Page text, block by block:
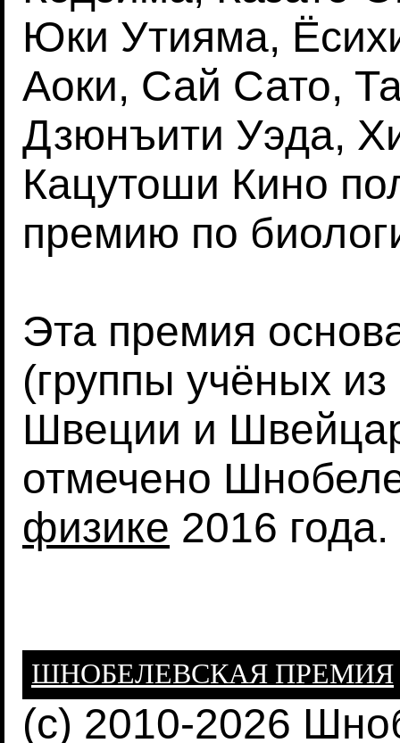
Юки Утияма,
Аоки, Сай Сато,
Дзюнъити Уэда,
Кацутоши Кино
премию по
Эта премия
(группы учёных
Швеции и
отмечено
физике 2016 года.
ШНОБЕЛЕВСКАЯ ПРЕМИЯ
(c) 2010-2026